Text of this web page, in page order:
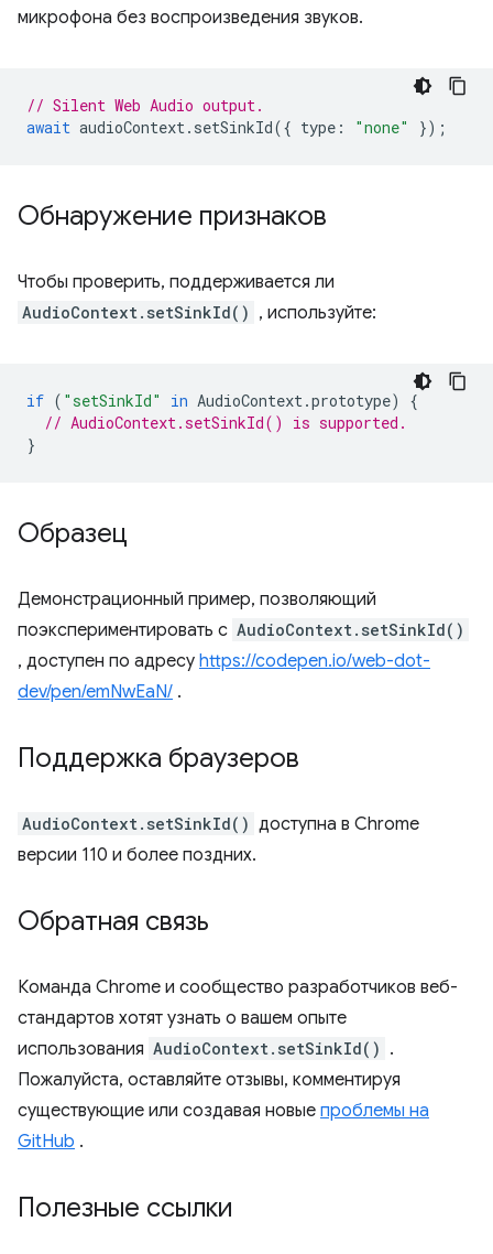
микрофона без воспроизведения звуков.
// Silent Web Audio output.
await audioContext. setSinkId({ type : "none" });
Обнаружение признаков
Чтобы проверить, поддерживается ли
AudioContext.setSinkId() , используйте:
if ( "setSinkId" in AudioContext.prototype)
{
// AudioContext.setSinkId() is supported.
}
Образец
Демонстрационный пример, позволяющий
поэкспериментировать с AudioContext.setSinkId()
, доступен по адресу https://codepen.io/web-dot-
dev/pen/emNwEaN/ .
Поддержка браузеров
AudioContext.setSinkId() доступна в Chrome
версии 110 и более поздних.
Обратная связь
Команда Chrome и сообщество разработчиков веб-
стандартов хотят узнать о вашем опыте
использования AudioContext.setSinkId() .
Пожалуйста, оставляйте отзывы, комментируя
существующие или создавая новые проблемы на
GitHub .
Полезные ссылки